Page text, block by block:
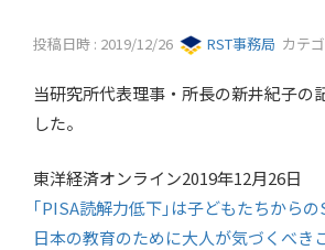
投稿日時 : 2019/12/26 RST事務局 カテ
当研究所代表理事・所長の新井紀子の
した。
東洋経済オンライン2019年12月26日
｢PISA読解力低下｣は子どもたちからの
日本の教育のために大人が気づくべき